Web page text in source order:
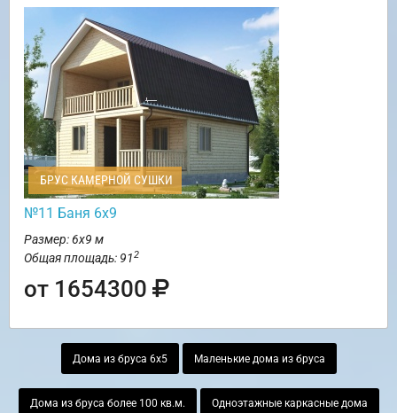
БРУС КАМЕРНОЙ СУШКИ
№11 Баня 6х9
Размер: 6х9 м
Общая площадь: 912
от 1654300
Дома из бруса 6х5 Маленькие дома из бруса
Дома из бруса более 100 кв.м. Одноэтажные каркасные дома